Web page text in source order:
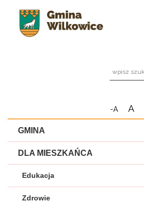
-A A
GMINA
DLA MIESZKAŃCA
Edukacja
Zdrowie